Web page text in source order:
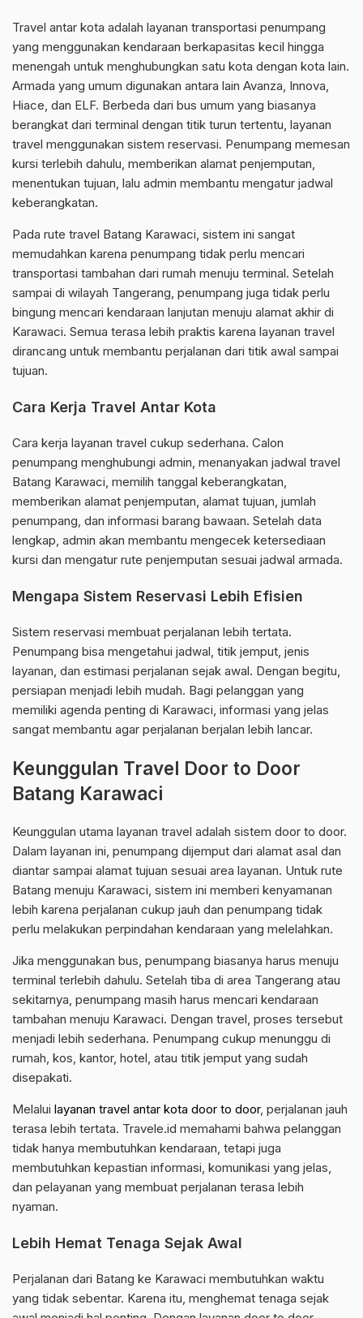
Travel antar kota adalah layanan transportasi penumpang
yang menggunakan kendaraan berkapasitas kecil hingga
menengah untuk menghubungkan satu kota dengan kota lain.
Armada yang umum digunakan antara lain Avanza, Innova,
Hiace, dan ELF. Berbeda dari bus umum yang biasanya
berangkat dari terminal dengan titik turun tertentu, layanan
travel menggunakan sistem reservasi. Penumpang memesan
kursi terlebih dahulu, memberikan alamat penjemputan,
menentukan tujuan, lalu admin membantu mengatur jadwal
keberangkatan.
Pada rute travel Batang Karawaci, sistem ini sangat
memudahkan karena penumpang tidak perlu mencari
transportasi tambahan dari rumah menuju terminal. Setelah
sampai di wilayah Tangerang, penumpang juga tidak perlu
bingung mencari kendaraan lanjutan menuju alamat akhir di
Karawaci. Semua terasa lebih praktis karena layanan travel
dirancang untuk membantu perjalanan dari titik awal sampai
tujuan.
Cara Kerja Travel Antar Kota
Cara kerja layanan travel cukup sederhana. Calon
penumpang menghubungi admin, menanyakan jadwal travel
Batang Karawaci, memilih tanggal keberangkatan,
memberikan alamat penjemputan, alamat tujuan, jumlah
penumpang, dan informasi barang bawaan. Setelah data
lengkap, admin akan membantu mengecek ketersediaan
kursi dan mengatur rute penjemputan sesuai jadwal armada.
Mengapa Sistem Reservasi Lebih Efisien
Sistem reservasi membuat perjalanan lebih tertata.
Penumpang bisa mengetahui jadwal, titik jemput, jenis
layanan, dan estimasi perjalanan sejak awal. Dengan begitu,
persiapan menjadi lebih mudah. Bagi pelanggan yang
memiliki agenda penting di Karawaci, informasi yang jelas
sangat membantu agar perjalanan berjalan lebih lancar.
Keunggulan Travel Door to Door
Batang Karawaci
Keunggulan utama layanan travel adalah sistem door to door.
Dalam layanan ini, penumpang dijemput dari alamat asal dan
diantar sampai alamat tujuan sesuai area layanan. Untuk rute
Batang menuju Karawaci, sistem ini memberi kenyamanan
lebih karena perjalanan cukup jauh dan penumpang tidak
perlu melakukan perpindahan kendaraan yang melelahkan.
Jika menggunakan bus, penumpang biasanya harus menuju
terminal terlebih dahulu. Setelah tiba di area Tangerang atau
sekitarnya, penumpang masih harus mencari kendaraan
tambahan menuju Karawaci. Dengan travel, proses tersebut
menjadi lebih sederhana. Penumpang cukup menunggu di
rumah, kos, kantor, hotel, atau titik jemput yang sudah
disepakati.
Melalui layanan travel antar kota door to door, perjalanan jauh
terasa lebih tertata. Travele.id memahami bahwa pelanggan
tidak hanya membutuhkan kendaraan, tetapi juga
membutuhkan kepastian informasi, komunikasi yang jelas,
dan pelayanan yang membuat perjalanan terasa lebih
nyaman.
Lebih Hemat Tenaga Sejak Awal
Perjalanan dari Batang ke Karawaci membutuhkan waktu
yang tidak sebentar. Karena itu, menghemat tenaga sejak